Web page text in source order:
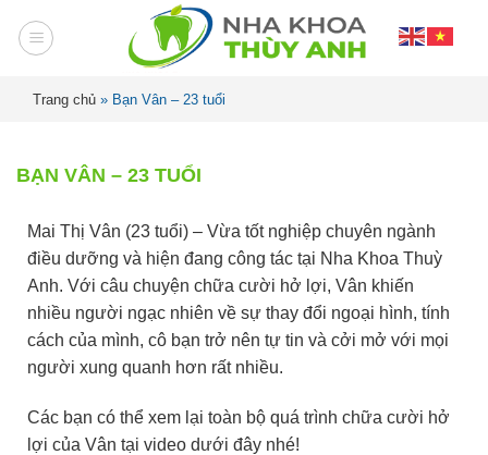
Trang chủ » Bạn Vân – 23 tuổi
BẠN VÂN – 23 TUỔI
Mai Thị Vân (23 tuổi) – Vừa tốt nghiệp chuyên ngành
điều dưỡng và hiện đang công tác tại Nha Khoa Thuỳ
Anh. Với câu chuyện chữa cười hở lợi, Vân khiến
nhiều người ngạc nhiên về sự thay đổi ngoại hình, tính
cách của mình, cô bạn trở nên tự tin và cởi mở với mọi
người xung quanh hơn rất nhiều.
Các bạn có thể xem lại toàn bộ quá trình chữa cười hở
lợi của Vân tại video dưới đây nhé!